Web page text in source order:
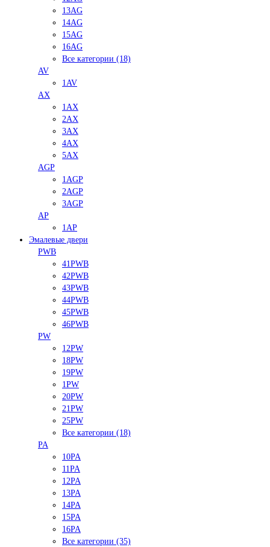
13AG
14AG
15AG
16AG
Все категории (18)
AV
1AV
AX
1AX
2AX
3AX
4AX
5AX
AGP
1AGP
2AGP
3AGP
AP
1AP
Эмалевые двери
PWB
41PWB
42PWB
43PWB
44PWB
45PWB
46PWB
PW
12PW
18PW
19PW
1PW
20PW
21PW
25PW
Все категории (18)
PA
10PA
11PA
12PA
13PA
14PA
15PA
16PA
Все категории (35)